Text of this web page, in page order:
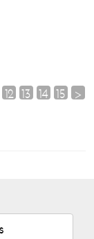
12 13 14 15 >